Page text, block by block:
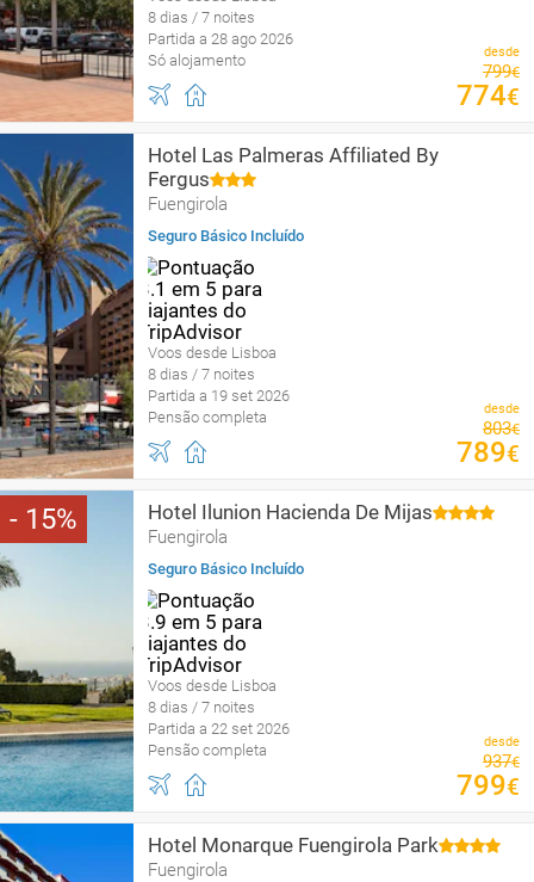
8 dias / 7 noites
Partida a 28 ago 2026
Só alojamento
desde
799€
774€
Hotel Las Palmeras Affiliated By
Fergus
Fuengirola
Seguro Básico Incluído
Voos desde Lisboa
8 dias / 7 noites
Partida a 19 set 2026
Pensão completa
desde
803€
789€
15 Hotel Ilunion Hacienda De Mijas
Fuengirola
Seguro Básico Incluído
Voos desde Lisboa
8 dias / 7 noites
Partida a 22 set 2026
Pensão completa
desde
937€
799€
Hotel Monarque Fuengirola Park
Fuengirola